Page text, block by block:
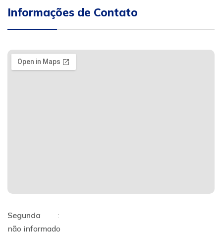
Informações de Contato
Segunda
:
não informado